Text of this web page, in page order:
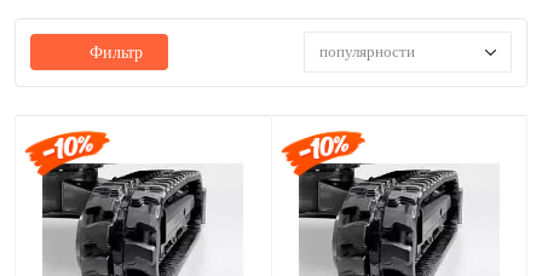
Фильтр популярности